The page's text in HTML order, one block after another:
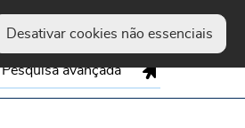
Desativar cookies não essenciais
Up
Pesquisa avançada